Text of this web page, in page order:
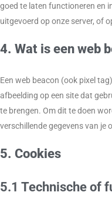
goed te laten functioneren en
uitgevoerd op onze server, of
4. Wat is een web
Een web beacon (ook pixel
afbeelding op een site dat
te brengen. Om dit te doen
verschillende gegevens van je
5. Cookies
5.1 Technische of